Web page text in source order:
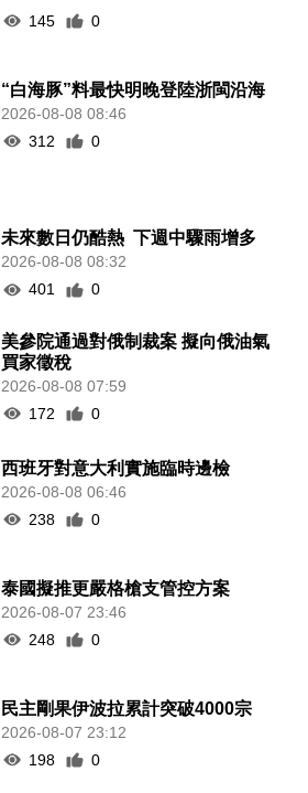
145
0
“白海豚”料最快明晚登陸浙閩沿海
2026-08-08 08:46
312
0
未來數日仍酷熱 下週中驟雨增多
2026-08-08 08:32
401
0
美參院通過對俄制裁案 擬向俄油氣
買家徵稅
2026-08-08 07:59
172
0
西班牙對意大利實施臨時邊檢
2026-08-08 06:46
238
0
泰國擬推更嚴格槍支管控方案
2026-08-07 23:46
248
0
民主剛果伊波拉累計突破4000宗
2026-08-07 23:12
198
0